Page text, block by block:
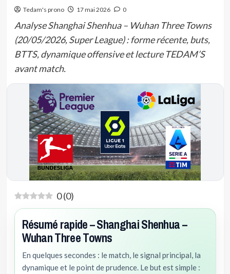
Tedam's prono 17 mai 2026 0
Analyse Shanghai Shenhua – Wuhan Three Towns
(20/05/2026, Super League) : forme récente, buts,
BTTS, dynamique offensive et lecture TEDAM’S
avant match.
0(0)
Résumé rapide – Shanghai Shenhua –
Wuhan Three Towns
En quelques secondes : le match, le signal principal, la
dynamique et le point de prudence. Le but est simple :